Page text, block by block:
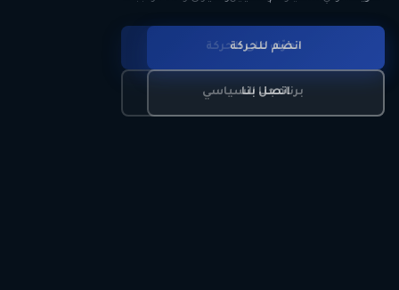
تعرّف على الحركة
برنامجنا السياسي
انضم للحركة
اتصل بنا